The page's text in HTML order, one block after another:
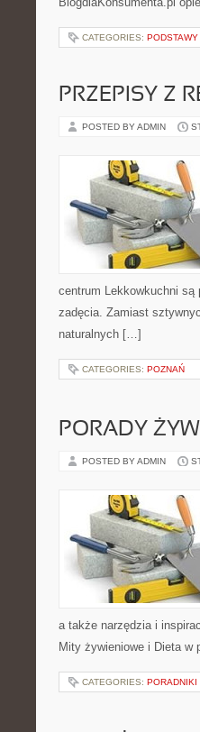
CATEGORIES:
PRZEPISY Z
POSTED BY ADMIN
centrum Lekkowkuchni są
zadęcia. Zamiast
naturalnych […]
CATEGORIES: POZNAŃ
PORADY
POSTED BY ADMIN
a także narzędzia i
Mity żywieniowe i Dieta
CATEGORIES: PORADNIKI